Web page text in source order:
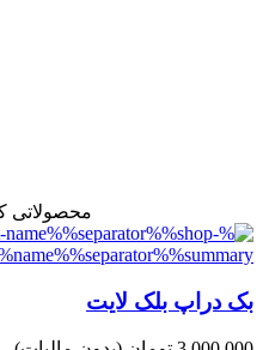
محصولاتی
بک دراپ بلک لایت